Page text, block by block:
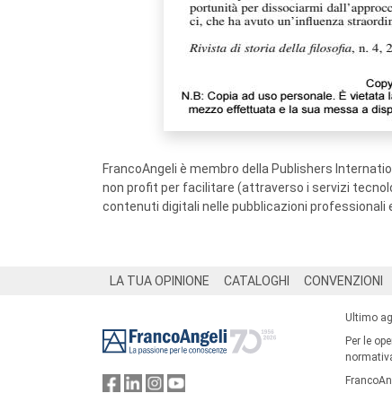
FrancoAngeli è membro della Publishers
non profit per facilitare (attraverso i servizi
contenuti digitali nelle pubblicazioni professionali
LA TUA OPINIONE CATALOGHI CONVENZIONI
Ultimo
Per le